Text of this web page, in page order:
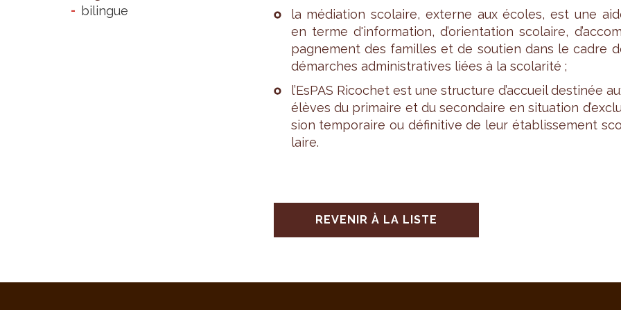
bilingue
la média­tion sco­laire, externe aux écoles, est une
en terme d'in­for­ma­tion, d’orien­ta­tion sco­laire,
pa­gne­ment des familles et de sou­tien dans le cadre
démarches admi­nis­tra­tives liées à la sco­la­rité ;
l’Es­PAS Rico­chet est une struc­ture d’ac­cueil des­ti­née
élèves du pri­maire et du secon­daire en situa­tion
sion tem­po­raire ou défi­ni­tive de leur éta­blis­se­ment
laire.
REVENIR À LA LISTE